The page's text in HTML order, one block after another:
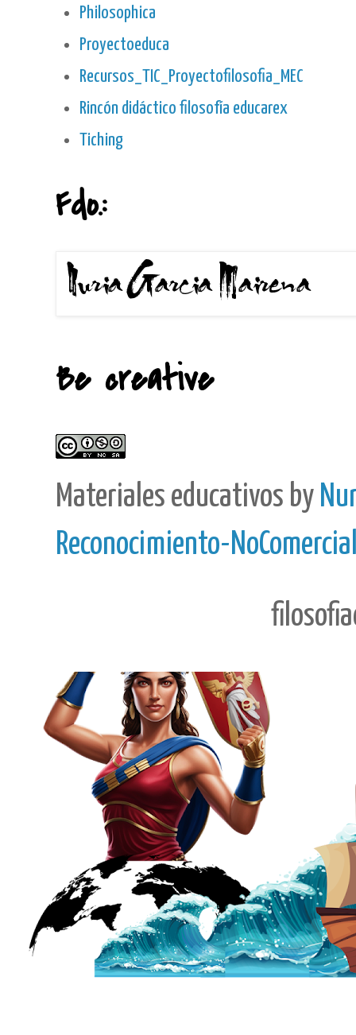
Philosophica
Proyectoeduca
Recursos_TIC_Proyectofilosofia_MEC
Rincón didáctico filosofía educarex
Tiching
Fdo.:
Be creative
Materiales educativos by
Reconocimiento-